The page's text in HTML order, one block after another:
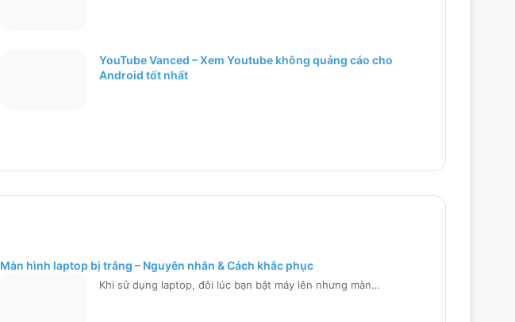
YouTube Vanced – Xem Youtube không quảng cáo cho
Android tốt nhất
Màn hình laptop bị trắng – Nguyên nhân & Cách khắc phục
Khi sử dụng laptop, đôi lúc bạn bật máy lên nhưng màn…